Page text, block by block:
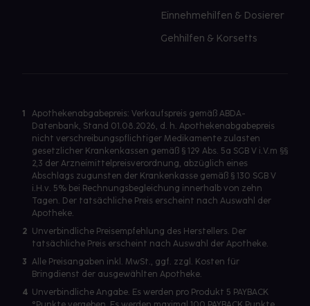
Einnehmehilfen & Dosierer
Gehhilfen & Korsetts
1
Apothekenabgabepreis: Verkaufspreis gemäß ABDA-
Datenbank, Stand 01.08.2026, d. h. Apothekenabgabepreis
nicht verschreibungspflichtiger Medikamente zulasten
gesetzlicher Krankenkassen gemäß § 129 Abs. 5a SGB V i.V.m §§
2,3 der Arzneimittelpreisverordnung, abzüglich eines
Abschlags zugunsten der Krankenkasse gemäß § 130 SGB V
i.H.v. 5% bei Rechnungsbegleichung innerhalb von zehn
Tagen. Der tatsächliche Preis erscheint nach Auswahl der
Apotheke.
2 Unverbindliche Preisempfehlung des Herstellers. Der
tatsächliche Preis erscheint nach Auswahl der Apotheke.
3 Alle Preisangaben inkl. MwSt., ggf. zzgl. Kosten für
Bringdienst der ausgewählten Apotheke.
4 Unverbindliche Angabe. Es werden pro Produkt 5 PAYBACK